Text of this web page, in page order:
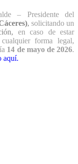
– Presidente del
, solicitando un
en caso de estar
forma legal,
14 de mayode 2026.
aquí.